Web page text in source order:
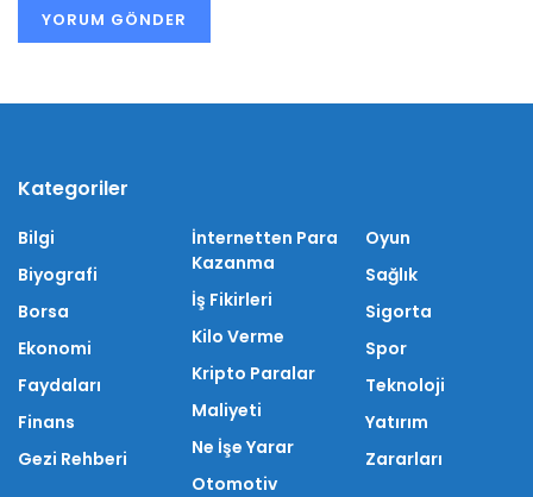
Kategoriler
Bilgi
Biyografi
Borsa
Ekonomi
Faydaları
Finans
Gezi Rehberi
İnternetten Para
Kazanma
İş Fikirleri
Kilo Verme
Kripto Paralar
Maliyeti
Ne İşe Yarar
Otomotiv
Oyun
Sağlık
Sigorta
Spor
Teknoloji
Yatırım
Zararları